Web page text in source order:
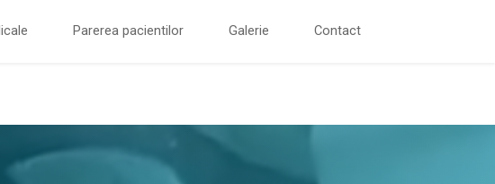
Parerea pacientilor Galerie Contact